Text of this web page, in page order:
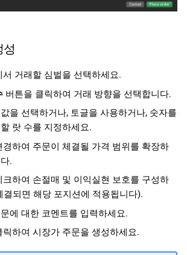
서 거래할 심벌을 선택하세요.
버튼을 클릭하여 거래 방향을 선택합니다.
을 선택하거나, 토글을 사용하거나, 숫자를
랏 수를 지정하세요.
하여 주문이 체결될 가격 범위를 확장하
.
하여 손절매 및 이익실현 보호를 구성하
결되면 해당 포지션에 적용됩니다).
에 대한 코멘트를 입력하세요.
릭하여 시장가 주문을 생성하세요.